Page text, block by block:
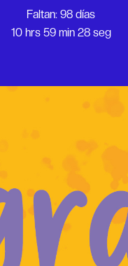
Faltan: 98 días
10 hrs 59 min 27 seg